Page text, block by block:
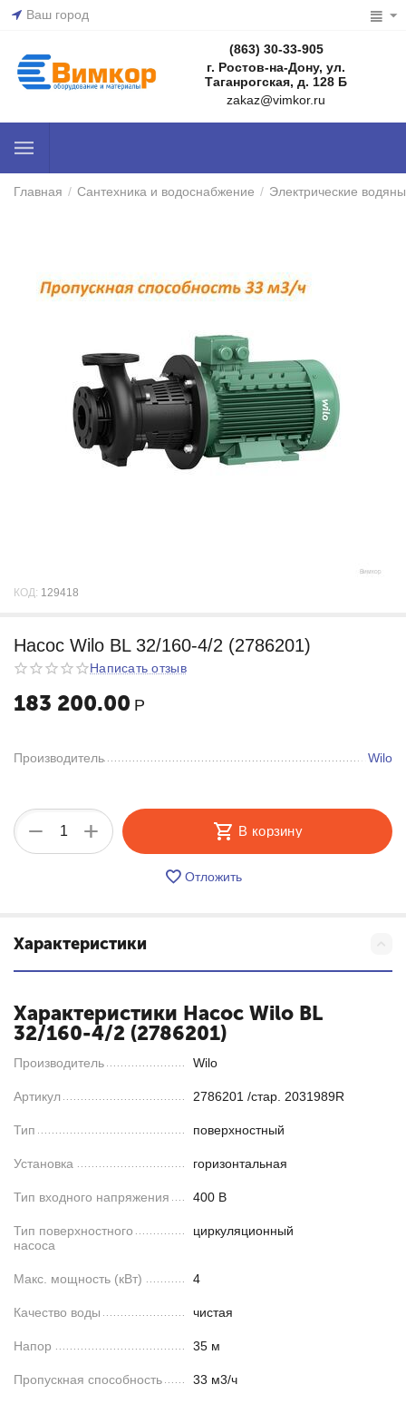
Ваш город
(863) 30-33-905
г. Ростов-на-Дону, ул.
Таганрогская, д. 128 Б
zakaz@vimkor.ru
Главная / Сантехника и водоснабжение / Электрические
КОД: 129418
Насос Wilo BL 32/160-4/2 (2786201)
Написать отзыв
183 200.00 Р
Производитель Wilo
+
− В корзину
Отложить
Характеристики
Характеристики Насос Wilo BL
32/160-4/2 (2786201)
Производитель Wilo
Артикул 2786201 /стар. 2031989R
Тип поверхностный
Установка горизонтальная
Тип входного напряжения 400 В
Тип поверхностного
насоса
циркуляционный
Макс. мощность (кВт) 4
Качество воды чистая
Напор 35 м
Пропускная способность 33 м3/ч